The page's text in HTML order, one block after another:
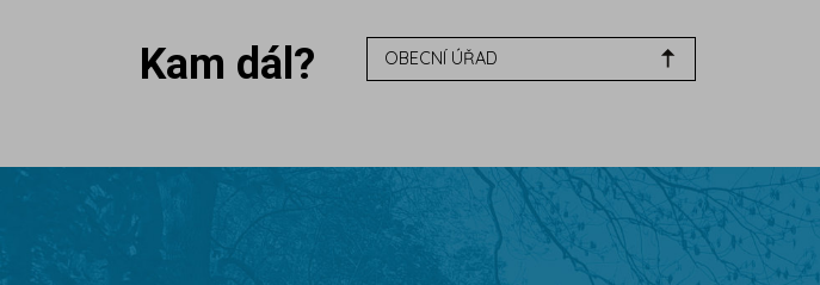
Kam dál? OBECNÍ ÚŘAD